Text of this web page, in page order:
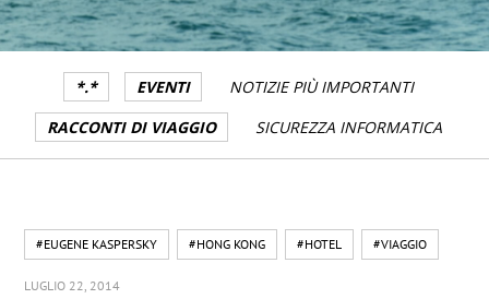
*.* EVENTI
NOTIZIE PIÙ IMPORTANTI
RACCONTI DI VIAGGIO
SICUREZZA INFORMATICA
#EUGENE KASPERSKY #HONG KONG #HOTEL #VIAGGIO
LUGLIO 22, 2014